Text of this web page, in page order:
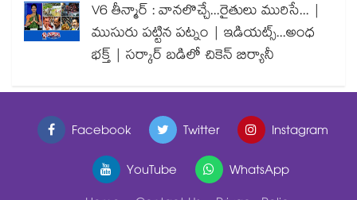
V6 తీన్మార్ : వానలొచ్చే...రైతులు మురిసే... |
ముసురు పట్టిన పట్నం | ఇడియట్స్...అంధ
భక్త్ | సర్కార్ బడిలో చికెన్ బిర్యానీ
Facebook Twitter
Instagram
YouTube
WhatsApp